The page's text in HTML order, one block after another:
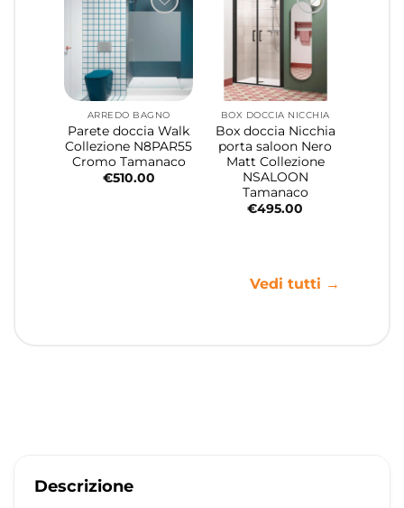
ARREDO BAGNO
Parete doccia Walk
Collezione N8PAR55
Cromo Tamanaco
€510.00
BOX DOCCIA NICCHIA
Box doccia Nicchia
porta saloon Nero
Matt Collezione
NSALOON
Tamanaco
€495.00
Vedi tutti →
Descrizione